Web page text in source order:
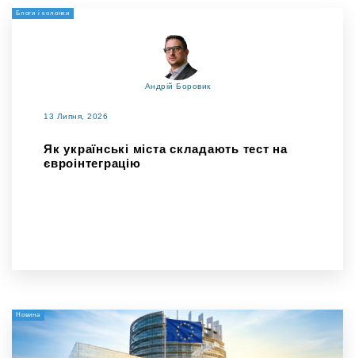
Блоги і колонки
Андрій Боровик
13 Липня, 2026
Як українські міста складають тест на
євроінтеграцію
Новина